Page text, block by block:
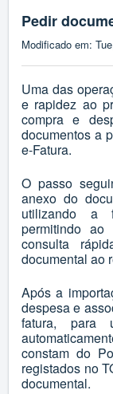
Pedir
Modificado em:
Uma das
e rapidez ao
compra e
documentos a
e-Fatura.
O passo
anexo do
utilizando a
permitindo
consulta
documental ao
Após a
despesa e
fatura, para
constam do
registados no
documental.